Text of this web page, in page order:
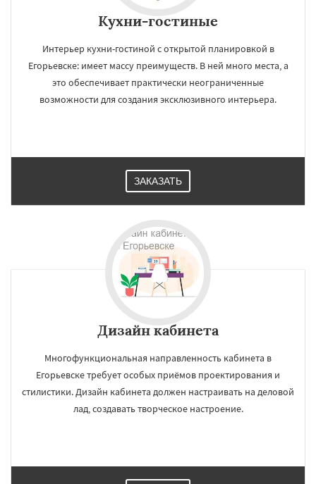
Кухни-гостиные
Интерьер кухни-гостиной с открытой планировкой в
Егорьевске: имеет массу преимуществ. В ней много места, а
это обеспечивает практически неограниченные
возможности для создания эксклюзивного интерьера.
ЗАКАЗАТЬ
Дизайн кабинета
Многофункциональная направленность кабинета в
Егорьевске требует особых приёмов проектирования и
стилистики. Дизайн кабинета должен настраивать на деловой
лад, создавать творческое настроение.